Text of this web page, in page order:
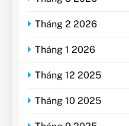
Tháng 2 2026
Tháng 1 2026
Tháng 12 2025
Tháng 10 2025